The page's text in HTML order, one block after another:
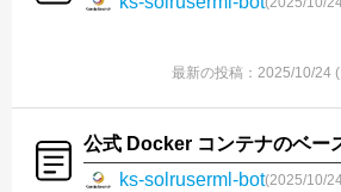
最新の投稿：2025/10/24 (
公式 Docker コンテナのベー
ks-solruserml-bot(2025/10/